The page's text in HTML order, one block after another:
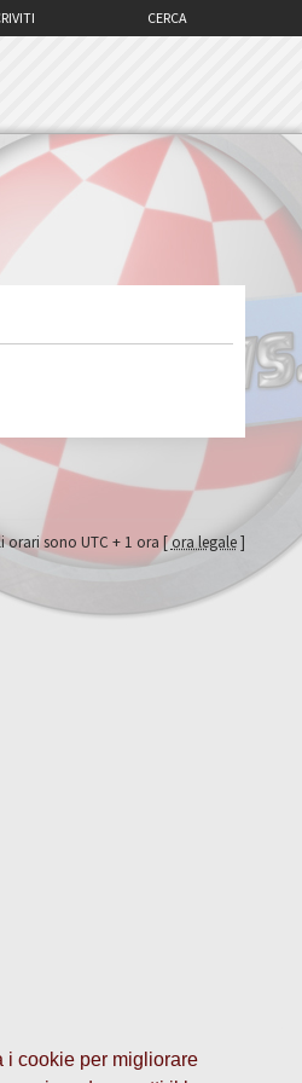
i cookie per migliorare
CERCA
orari sono UTC + 1 ora [ora legale]